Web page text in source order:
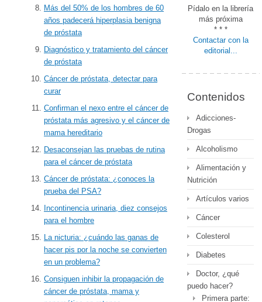
Más del 50% de los hombres de 60
años padecerá hiperplasia benigna
de próstata
Diagnóstico y tratamiento del cáncer
de próstata
Cáncer de próstata, detectar para
curar
Confirman el nexo entre el cáncer de
próstata más agresivo y el cáncer de
mama hereditario
Desaconsejan las pruebas de rutina
para el cáncer de próstata
Cáncer de próstata: ¿conoces la
prueba del PSA?
Incontinencia urinaria, diez consejos
para el hombre
La nicturia: ¿cuándo las ganas de
hacer pis por la noche se convierten
en un problema?
Consiguen inhibir la propagación de
cáncer de próstata, mama y
Pídalo en la librería
más próxima
* * *
Contactar con la
editorial...
Contenidos
Adicciones-
Drogas
Alcoholismo
Alimentación y
Nutrición
Artículos varios
Cáncer
Colesterol
Diabetes
Doctor, ¿qué
puedo hacer?
Primera parte: